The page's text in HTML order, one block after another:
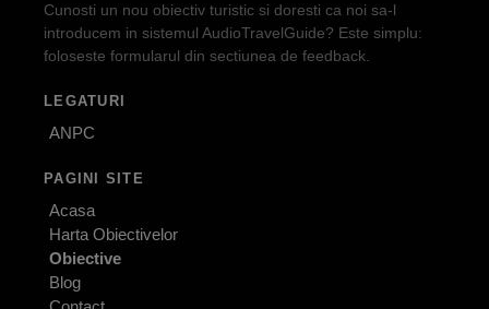
Cunosti un nou obiectiv turistic si doresti ca noi sa-l
introducem in sistemul AudioTravelGuide? Este simplu:
foloseste formularul din sectiunea de feedback.
LEGATURI
ANPC
PAGINI SITE
Acasa
Harta Obiectivelor
Obiective
Blog